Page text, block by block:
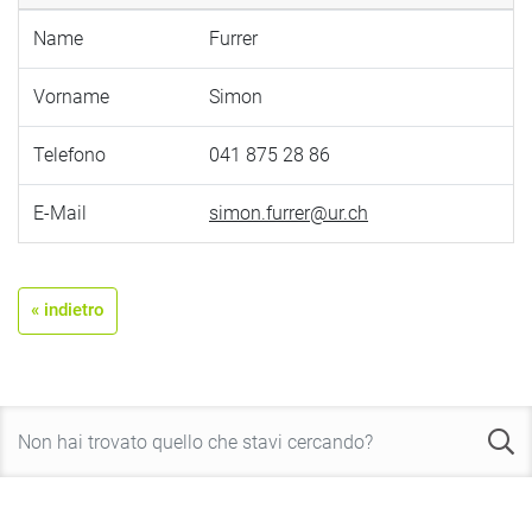
Name Furrer
Vorname Simon
Telefono 041 875 28 86
E-Mail simon.furrer@ur.ch
« indietro